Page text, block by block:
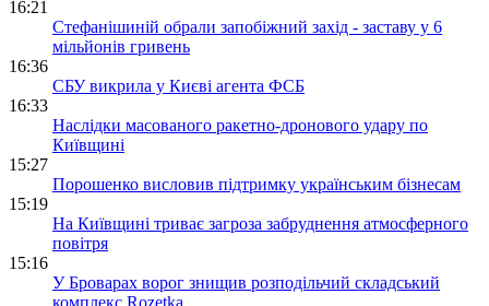
16:21
Стефанішиній обрали запобіжний захід - заставу у 6
мільйонів гривень
16:36
СБУ викрила у Києві агента ФСБ
16:33
Наслідки масованого ракетно-дронового удару по
Київщині
15:27
Порошенко висловив підтримку українським бізнесам
15:19
На Київщині триває загроза забруднення атмосферного
повітря
15:16
У Броварах ворог знищив розподільчий складський
комплекс Rozetka